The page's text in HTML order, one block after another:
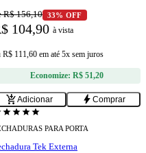
R$ 156,10 33% OFF
104,90 à vista
R$ 111,60 em até 5x sem juros
Economize: R$ 51,20
add_shopping_cartAdicionar bolt Comprar
starstarstarstar
PARA PORTA
Tek Externa